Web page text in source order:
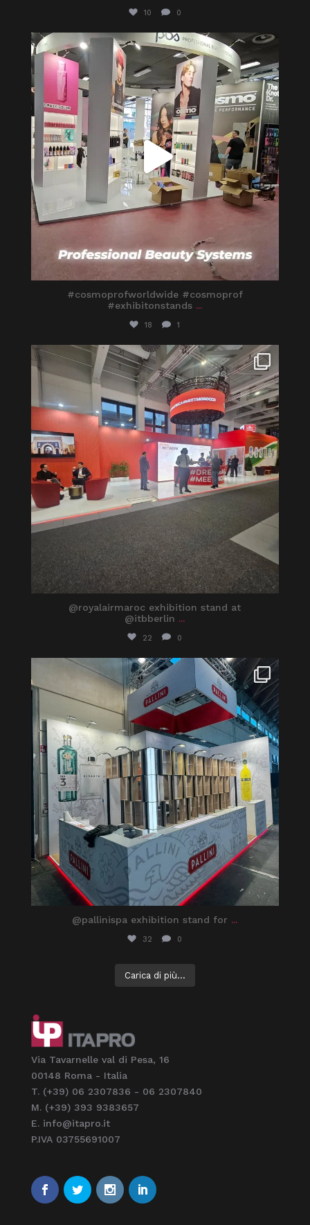
10 0
itaprosrl
Mar 25
#cosmoprofworldwide #cosmoprof
#exhibitonstands ...
18 1
itaprosrl
Mar 8
@royalairmaroc exhibition stand at
@itbberlin ...
22 0
itaprosrl
Feb 27
@pallinispa exhibition stand for ...
32 0
Carica di più...
Via Tavarnelle val di Pesa, 16
00148 Roma - Italia
T. (+39) 06 2307836 - 06 2307840
M. (+39) 393 9383657
E. info@itapro.it
P.IVA 03755691007